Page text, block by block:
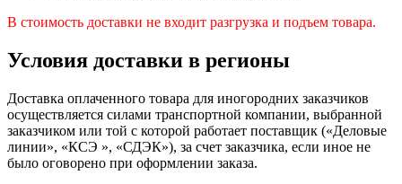
В стоимость доставки не входит разгрузка и подъем товара.
Условия доставки в регионы
Доставка оплаченного товара для иногородних заказчиков
осуществляется силами транспортной компании, выбранной
заказчиком или той с которой работает поставщик («Деловые
линии», «КСЭ », «СДЭК»), за счет заказчика, если иное не
было оговорено при оформлении заказа.